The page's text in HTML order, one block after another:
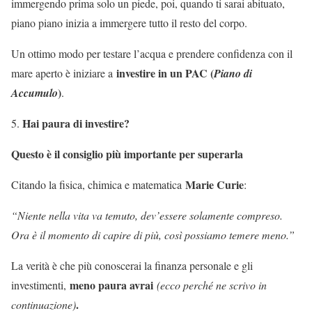
immergendo prima solo un piede, poi, quando ti sarai abituato,
piano piano inizia a immergere tutto il resto del corpo.
Un ottimo modo per testare l’acqua e prendere confidenza con il
mare aperto è iniziare a investire in un PAC (Piano di
Accumulo).
Hai paura di investire?
Questo è il consiglio più importante per superarla
Citando la fisica, chimica e matematica Marie Curie:
“Niente nella vita va temuto, dev’essere solamente compreso.
Ora è il momento di capire di più, così possiamo temere meno.”
La verità è che più conoscerai la finanza personale e gli
investimenti, meno paura avrai (ecco perché ne scrivo in
continuazione).